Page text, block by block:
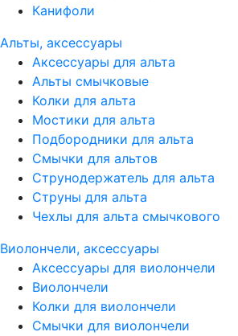
Канифоли
Альты, аксессуары
Аксессуары для альта
Альты смычковые
Колки для альта
Мостики для альта
Подбородники для альта
Смычки для альтов
Струнодержатель для альта
Струны для альта
Чехлы для альта смычкового
Виолончели, аксессуары
Аксессуары для виолончели
Виолончели
Колки для виолончели
Смычки для виолончели